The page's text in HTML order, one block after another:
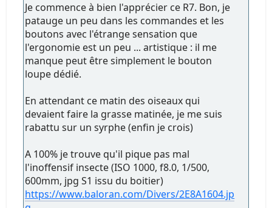
Je commence à bien l'apprécier ce R7. Bon, je
patauge un peu dans les commandes et les
boutons avec l'étrange sensation que
l'ergonomie est un peu ... artistique : il me
manque peut être simplement le bouton
loupe dédié.
En attendant ce matin des oiseaux qui
devaient faire la grasse matinée, je me suis
rabattu sur un syrphe (enfin je crois)
A 100% je trouve qu'il pique pas mal
l'inoffensif insecte (ISO 1000, f8.0, 1/500,
600mm, jpg S1 issu du boitier)
https://www.baloran.com/Divers/2E8A1604.jp